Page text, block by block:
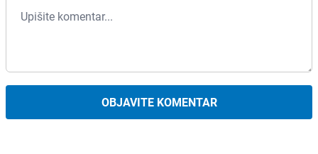
OBJAVITE KOMENTAR